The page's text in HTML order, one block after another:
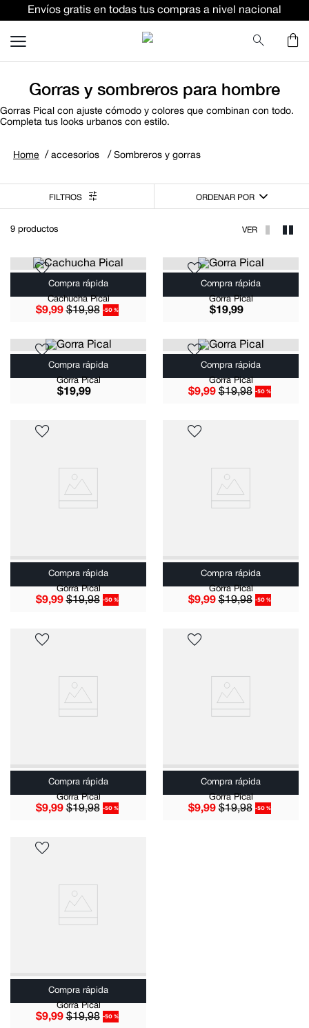
Envíos gratis en todas tus compras a nivel nacional
Gorras y sombreros para hombre
Gorras Pical con ajuste cómodo y colores que combinan con todo.
Completa tus looks urbanos con estilo.
accesorios Sombreros y gorras
ORDENAR POR
9 productos
Compra rápida
Cachucha Pical
$9,99 $19,98 -50 %
Compra rápida
Gorra Pical
$19,99
Compra rápida
Gorra Pical
$19,99
Compra rápida
Gorra Pical
$9,99 $19,98 -50 %
Compra rápida
Gorra Pical
$9,99 $19,98 -50 %
Compra rápida
Gorra Pical
$9,99 $19,98 -50 %
Compra rápida
Gorra Pical
$9,99 $19,98 -50 %
Compra rápida
Gorra Pical
$9,99 $19,98 -50 %
Compra rápida
Gorra Pical
$9,99 $19,98 -50 %
TÉRMINOS MÁS BUSCADOS
terno
ternos
comfort fit camisas